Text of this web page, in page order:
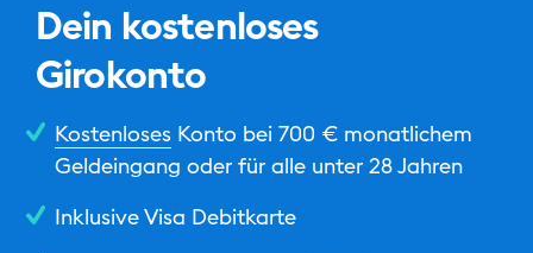
Finanzierung & Immobilie
Service
Hilfe & Kontakt
Dein kostenloses
Girokonto
Kostenloses Konto bei 700 € monatlichem
Geldeingang oder für alle unter 28 Jahren
Inklusive Visa Debitkarte